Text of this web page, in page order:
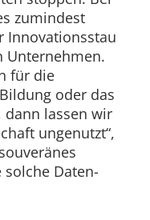
zumindest
Innovationsstau
Unternehmen.
für die
oder das
dann lassen wir
ungenutzt“,
Daten-